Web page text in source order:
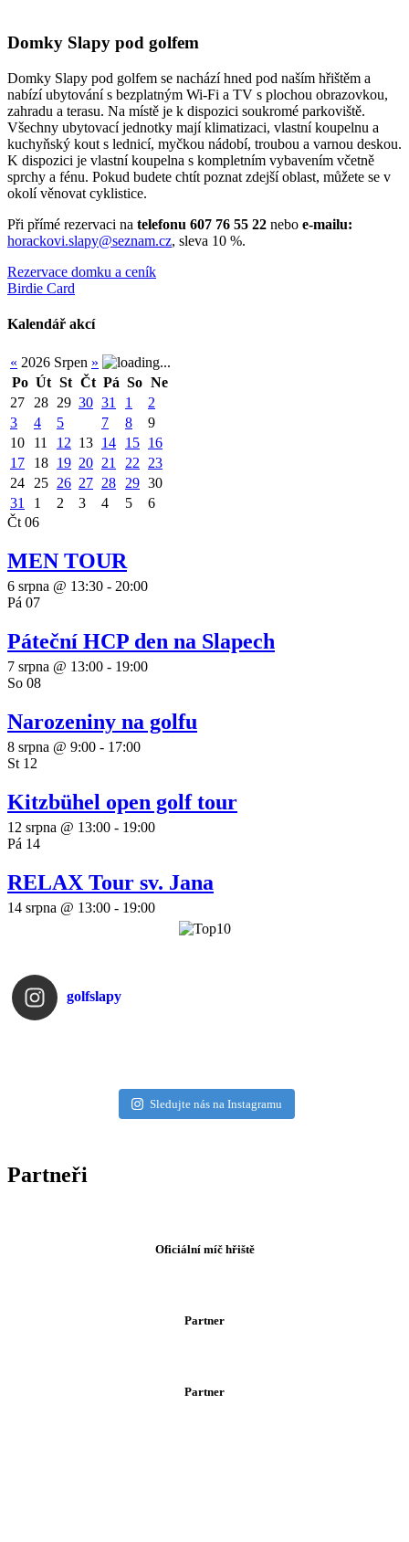
Domky Slapy pod golfem
Domky Slapy pod golfem se nachází hned pod naším hřištěm a
nabízí ubytování s bezplatným Wi-Fi a TV s plochou obrazovkou,
zahradu a terasu. Na místě je k dispozici soukromé parkoviště.
Všechny ubytovací jednotky mají klimatizaci, vlastní koupelnu a
kuchyňský kout s lednicí, myčkou nádobí, troubou a varnou deskou.
K dispozici je vlastní koupelna s kompletním vybavením včetně
sprchy a fénu. Pokud budete chtít poznat zdejší oblast, můžete se v
okolí věnovat cyklistice.
Při přímé rezervaci na telefonu 607 76 55 22 nebo e-mailu:
horackovi.slapy@seznam.cz, sleva 10 %.
Rezervace domku a ceník
Birdie Card
Kalendář akcí
« 2026 Srpen »
Po Út St Čt Pá So Ne
27
28 29 30 31 1
2
3
4 5 7 8
9
10
11 12 13 14 15 16
17
18 19 20 21 22
23
24
25 26 27 28 29 30
31
1 2 3 4 5
6
Čt 06
MEN TOUR
6 srpna @ 13:30 - 20:00
Pá 07
Páteční HCP den na Slapech
7 srpna @ 13:00 - 19:00
So 08
Narozeniny na golfu
8 srpna @ 9:00 - 17:00
St 12
Kitzbühel open golf tour
12 srpna @ 13:00 - 19:00
Pá 14
RELAX Tour sv. Jana
14 srpna @ 13:00 - 19:00
golfslapy
Sledujte nás na Instagramu
Partneři
Oficiální míč hřiště
Partner
Partner